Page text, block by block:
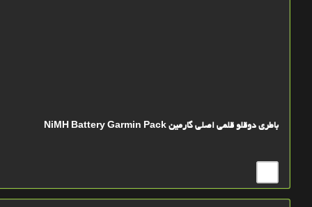
باطری دوقلو قلمی اصلی گارمین NiMH Battery Garmin Pack